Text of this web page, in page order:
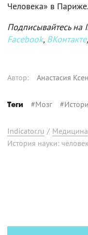
Человека» в Париже.
Подписывайтесь на
Facebook, ВКонтакте,
Автор: Анастасия
Теги #Мозг #
Indicator.ru / Медицина
История науки: